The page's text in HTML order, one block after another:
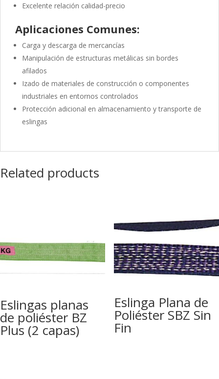
Excelente relación calidad-precio
Aplicaciones Comunes:
Carga y descarga de mercancías
Manipulación de estructuras metálicas sin bordes
afilados
Izado de materiales de construcción o componentes
industriales en entornos controlados
Protección adicional en almacenamiento y transporte de
eslingas
Related products
Eslingas planas
de poliéster BZ
Plus (2 capas)
Eslinga Plana de
Poliéster SBZ Sin
Fin